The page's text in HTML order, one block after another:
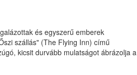
és egyszerű emberek
szállás" (The Flying Inn) című
kicsit durvább mulatságot ábrázolja a